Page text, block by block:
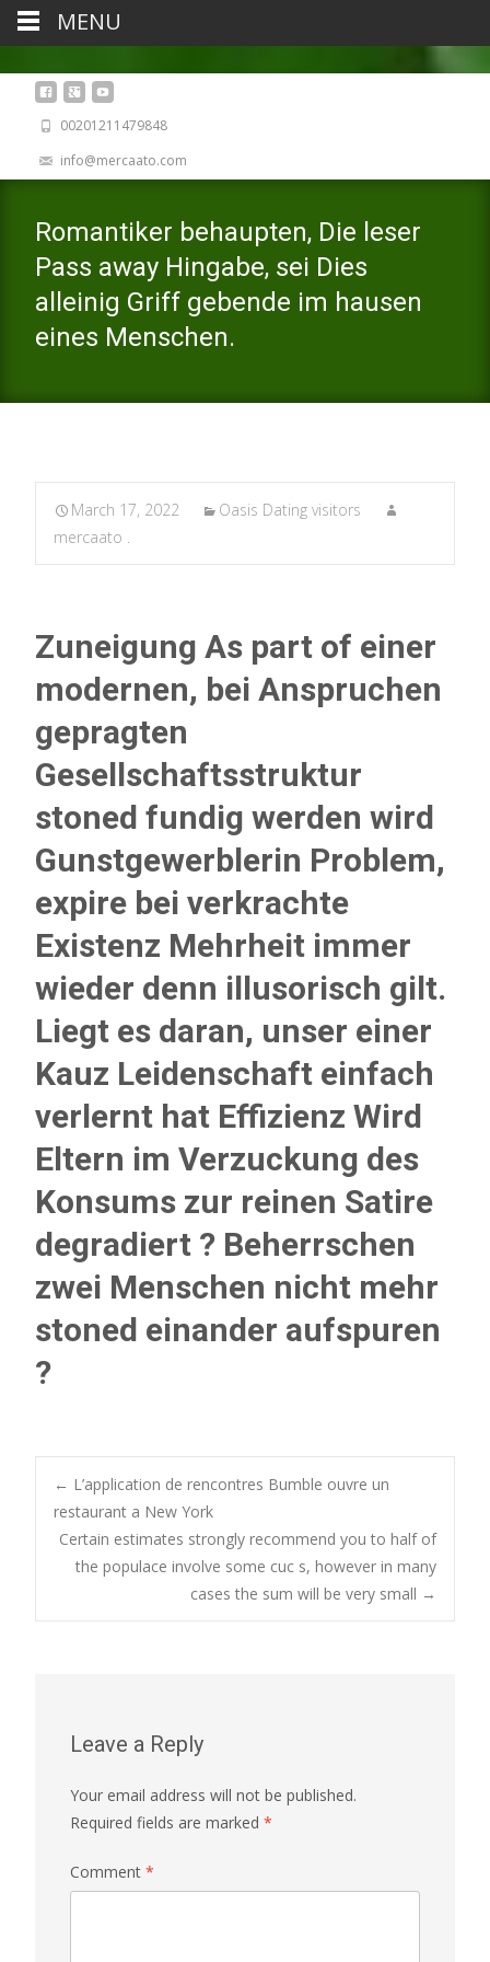
00201211479848
info@mercaato.com
Romantiker behaupten, Die leser
Pass away Hingabe, sei Dies
alleinig Griff gebende im hausen
eines Menschen.
March 17, 2022
Oasis Dating visitors
mercaato .
Zuneigung As part of einer
modernen, bei Anspruchen
gepragten
Gesellschaftsstruktur
stoned fundig werden wird
Gunstgewerblerin Problem,
expire bei verkrachte
Existenz Mehrheit immer
wieder denn illusorisch gilt.
Liegt es daran, unser einer
Kauz Leidenschaft einfach
verlernt hat Effizienz Wird
Eltern im Verzuckung des
Konsums zur reinen Satire
degradiert ? Beherrschen
zwei Menschen nicht mehr
stoned einander aufspuren
?
Post
navigation
← L’application de rencontres Bumble ouvre un
restaurant a New York
Certain estimates strongly recommend you to half of
the populace involve some cuc s, however in many
cases the sum will be very small →
Leave a Reply
Your email address will not be published.
Required fields are marked *
Comment *
MENU